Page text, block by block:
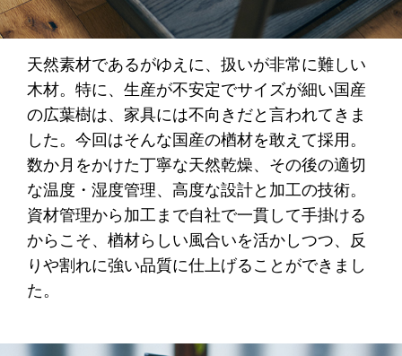
天然素材であるがゆえに、扱いが非常に難しい
木材。特に、生産が不安定でサイズが細い国産
の広葉樹は、家具には不向きだと言われてきま
した。今回はそんな国産の楢材を敢えて採用。
数か月をかけた丁寧な天然乾燥、その後の適切
な温度・湿度管理、高度な設計と加工の技術。
資材管理から加工まで自社で一貫して手掛ける
からこそ、楢材らしい風合いを活かしつつ、反
りや割れに強い品質に仕上げることができまし
た。